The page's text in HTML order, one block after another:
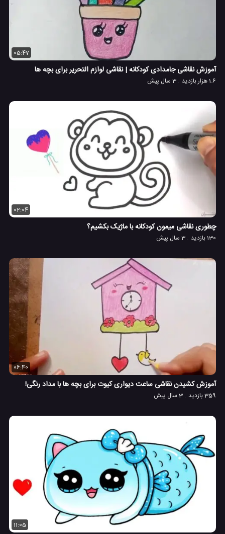
05:47
آموزش نقاشی جامدادی کودکانه | نقاشی لوازم التحریر برای بچه ها
1.6 هزار بازدید 3 سال پیش
02:04
چطوری نقاشی میمون کودکانه با ماژیک بکشیم؟
130 بازدید 3 سال پیش
06:40
آموزش کشیدن نقاشی ساعت دیواری کیوت برای بچه ها با مداد رنگی!
359 بازدید 3 سال پیش
11:05